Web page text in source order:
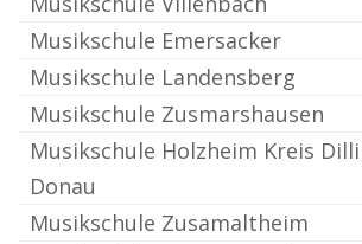
Musikschule Emersacker
Musikschule Landensberg
Musikschule Zusmarshausen
Musikschule Holzheim Kreis
Donau
Musikschule Zusamaltheim